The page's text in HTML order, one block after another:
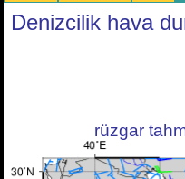
Denizcilik hava
rüzgar